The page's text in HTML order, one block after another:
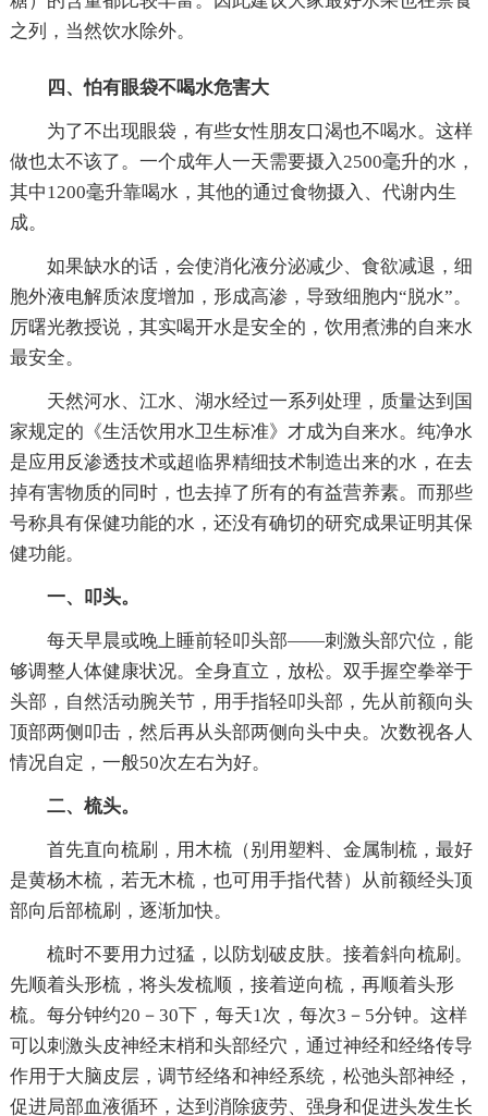
之列，当然饮水除外。
四、怕有眼袋不喝水危害大
为了不出现眼袋，有些女性朋友口渴也不喝水。这样
做也太不该了。一个成年人一天需要摄入2500毫升的水，
其中1200毫升靠喝水，其他的通过食物摄入、代谢内生
成。
如果缺水的话，会使消化液分泌减少、食欲减退，细
胞外液电解质浓度增加，形成高渗，导致细胞内“脱水”。
厉曙光教授说，其实喝开水是安全的，饮用煮沸的自来水
最安全。
天然河水、江水、湖水经过一系列处理，质量达到国
家规定的《生活饮用水卫生标准》才成为自来水。纯净水
是应用反渗透技术或超临界精细技术制造出来的水，在去
掉有害物质的同时，也去掉了所有的有益营养素。而那些
号称具有保健功能的水，还没有确切的研究成果证明其保
健功能。
一、叩头。
每天早晨或晚上睡前轻叩头部——刺激头部穴位，能
够调整人体健康状况。全身直立，放松。双手握空拳举于
头部，自然活动腕关节，用手指轻叩头部，先从前额向头
顶部两侧叩击，然后再从头部两侧向头中央。次数视各人
情况自定，一般50次左右为好。
二、梳头。
首先直向梳刷，用木梳（别用塑料、金属制梳，最好
是黄杨木梳，若无木梳，也可用手指代替）从前额经头顶
部向后部梳刷，逐渐加快。
梳时不要用力过猛，以防划破皮肤。接着斜向梳刷。
先顺着头形梳，将头发梳顺，接着逆向梳，再顺着头形
梳。每分钟约20－30下，每天1次，每次3－5分钟。这样
可以刺激头皮神经末梢和头部经穴，通过神经和经络传导
作用于大脑皮层，调节经络和神经系统，松弛头部神经，
促进局部血液循环，达到消除疲劳、强身和促进头发生长